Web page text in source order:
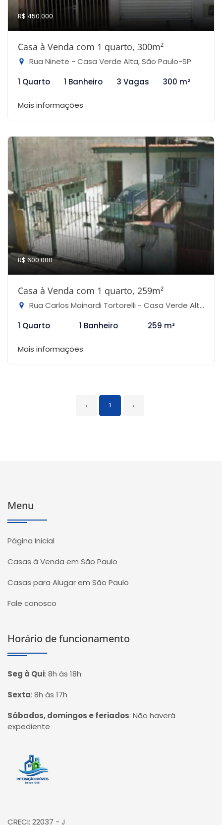
R$ 450.000
Casa à Venda com 1 quarto, 300m²
Rua Ninete - Casa Verde Alta, São Paulo-SP
1 Quarto
1 Banheiro 3 Vagas 300 m²
Mais informações
R$ 600.000
Casa à Venda com 1 quarto, 259m²
Rua Carlos Mainardi Tortorelli - Casa Verde Alta, São Paulo-SP
1 Quarto
1 Banheiro 259 m²
Mais informações
‹ 1 ›
Menu
Página Inicial
Casas à Venda em São Paulo
Casas para Alugar em São Paulo
Fale conosco
Horário de funcionamento
Seg à Qui: 8h às 18h
Sexta: 8h às 17h
Sábados, domingos e feriados: Não haverá
expediente
Página inicial
CRECI: 22037 - J